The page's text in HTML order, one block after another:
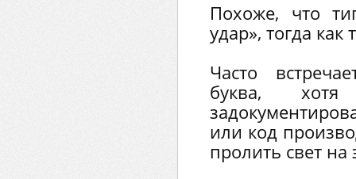
Похоже, что
удар», тогда
Часто
буква,
или код
пролить свет на